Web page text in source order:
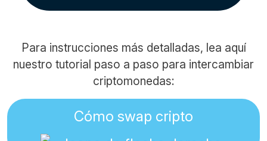
Para instrucciones más detalladas, lea aquí
nuestro tutorial paso a paso para intercambiar
criptomonedas:
Cómo swap cripto